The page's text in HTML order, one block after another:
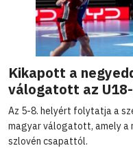
Kikapott a
válogatott az
Az 5-8. helyért folytatja a
magyar válogatott, amely a
szlovén csapattól.